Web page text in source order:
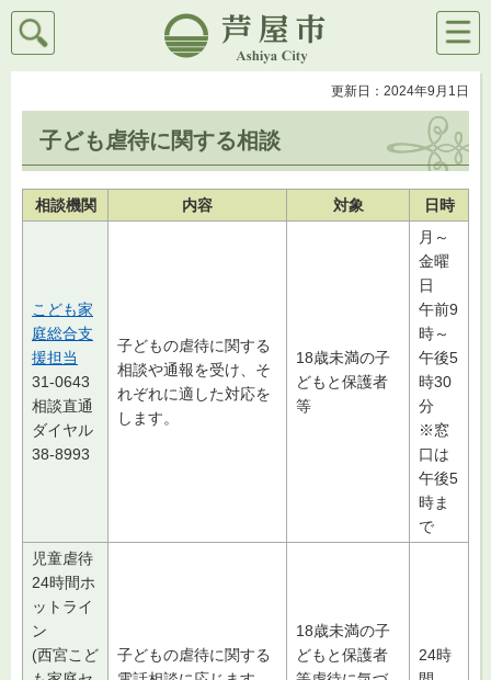
芦屋市
検索
メニ
ュー
更新日：2024年9月1日
子ども虐待に関する相談
相談機関 内容 対象 日時
こども家
庭総合支
援担当
31-0643
相談直通
ダイヤル
38-8993
子どもの虐待に関する
相談や通報を受け、そ
れぞれに適した対応を
します。
18歳未満の子
どもと保護者
等
月～
金曜
日
午前9
時～
午後5
時30
分
※窓
口は
午後5
時ま
で
児童虐待
24時間ホ
ットライ
ン
(西宮こど
子どもの虐待に関する
18歳未満の子
どもと保護者
24時